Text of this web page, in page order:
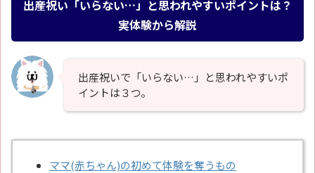
出産祝い「いらない…」と思われやすいポイントは？
実体験から解説
出産祝いで「いらない…」と思われやすいポ
イントは３つ。
ママ(赤ちゃん)の初めて体験を奪うもの